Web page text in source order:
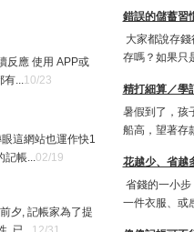
反應 使用 APP或
有...10/23
這網站也運作快1
記帳...02/19
夕, 記帳家為了提
錯誤的儲蓄習
大家都說存
存嗎？如果只
精打細算／學
暑假到了，孩
船高，望著存
花越少、省越
省錢的一小
一件衣服、或